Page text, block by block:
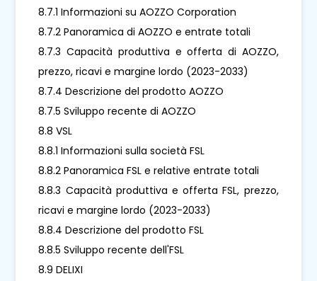
8.7.1 Informazioni su AOZZO Corporation
8.7.2 Panoramica di AOZZO e entrate totali
8.7.3 Capacità produttiva e offerta di AOZZO,
prezzo, ricavi e margine lordo (2023-2033)
8.7.4 Descrizione del prodotto AOZZO
8.7.5 Sviluppo recente di AOZZO
8.8 VSL
8.8.1 Informazioni sulla società FSL
8.8.2 Panoramica FSL e relative entrate totali
8.8.3 Capacità produttiva e offerta FSL, prezzo,
ricavi e margine lordo (2023-2033)
8.8.4 Descrizione del prodotto FSL
8.8.5 Sviluppo recente dell'FSL
8.9 DELIXI